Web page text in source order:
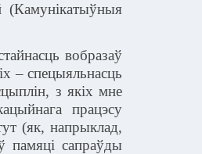
(Камунікатыўныя
вобразаў
– спецыяльнасць
з якіх мне
працэсу
(як, напрыклад,
памяці сапраўды